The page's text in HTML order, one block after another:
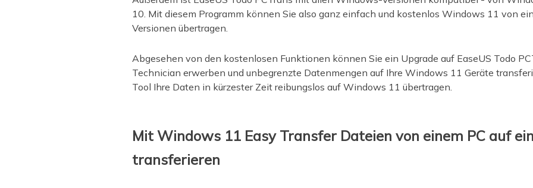
10. Mit diesem Programm können Sie also ganz einfach und kostenlos Windows 11 von
Versionen übertragen.
Abgesehen von den kostenlosen Funktionen können Sie ein Upgrade auf EaseUS Todo
Technician erwerben und unbegrenzte Datenmengen auf Ihre Windows 11 Geräte
Tool Ihre Daten in kürzester Zeit reibungslos auf Windows 11 übertragen.
Mit Windows 11 Easy Transfer Dateien von einem PC auf
transferieren